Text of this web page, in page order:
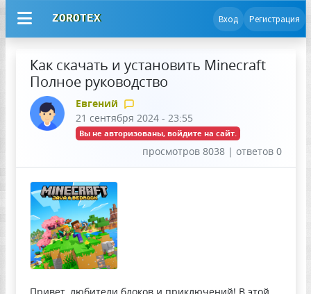
ZOROTEX Вход Регистрация
Как скачать и установить Minecraft
Полное руководство
Евгений
21 сентября 2024 - 23:55
Вы не авторизованы, войдите на сайт.
просмотров 8038 | ответов 0